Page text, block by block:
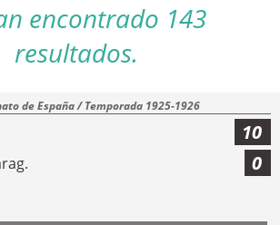
encontrado 143
resultados.
de España / Temporada 1925-1926
10
0